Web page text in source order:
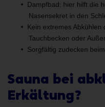
Dampfbad: hier hilft die
Nasensekret in den
Kein extremes Abkühlen
Tauchbecken oder
Sorgfältig zudecken
Sauna bei
Erkältung?